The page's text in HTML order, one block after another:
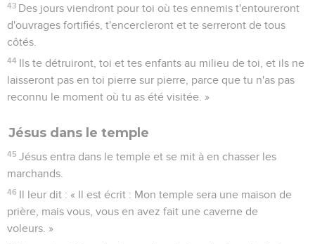
43 Des jours viendront pour toi où tes ennemis t'entoureront
d'ouvrages fortifiés, t'encercleront et te serreront de tous
côtés.
44 Ils te détruiront, toi et tes enfants au milieu de toi, et ils ne
laisseront pas en toi pierre sur pierre, parce que tu n'as pas
reconnu le moment où tu as été visitée. »
Jésus dans le temple
45 Jésus entra dans le temple et se mit à en chasser les
marchands.
46 Il leur dit : « Il est écrit : Mon temple sera une maison de
prière, mais vous, vous en avez fait une caverne de
voleurs. »